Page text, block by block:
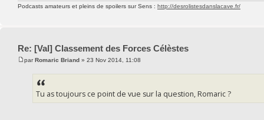
Podcasts amateurs et pleins de spoilers sur Sens : http://desrolistesdanslacave.fr/
Re: [Val] Classement des Forces Célèstes
parRomaric Briand » 23 Nov 2014, 11:08
Tu as toujours ce point de vue sur la question, Romaric ?